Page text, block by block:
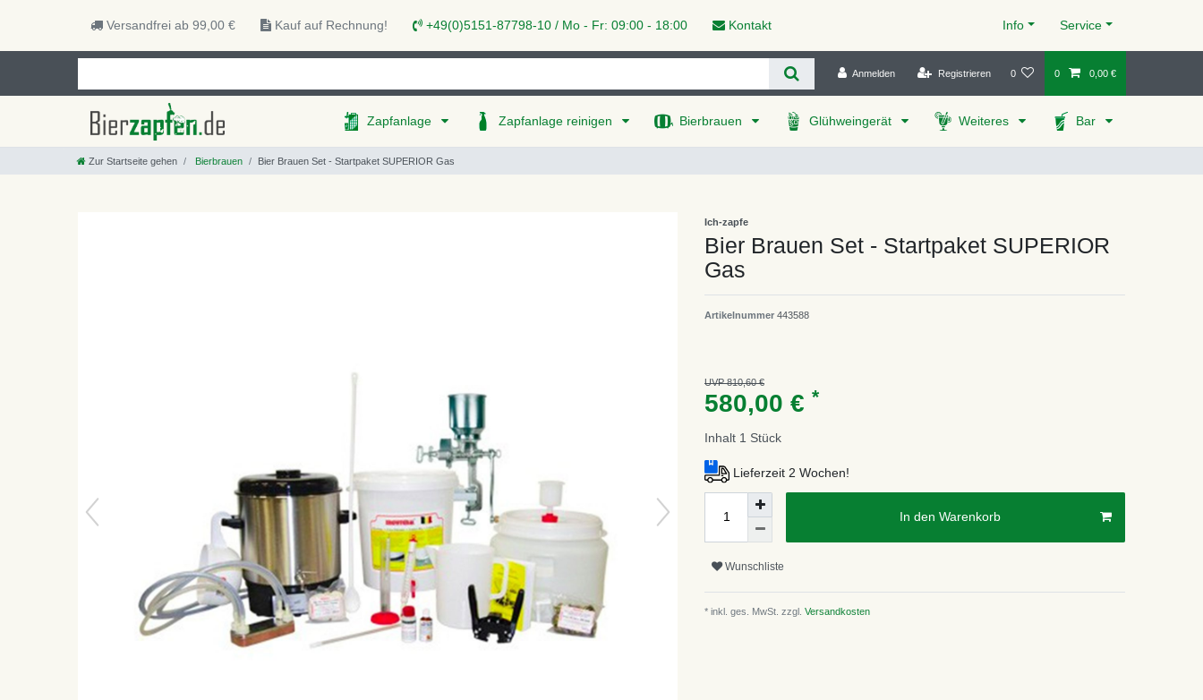
Versandfrei ab 99,00 € Kauf auf Rechnung! +49(0)5151-87798-10 / Mo - Fr: 09:00 - 18:00 Kontakt Info Service
Anmelden Registrieren 0 0 0,00 €
Zapfanlage Zapfanlage reinigen Bierbrauen Glühweingerät Weiteres Bar
Zur Startseite gehen Bierbrauen Bier Brauen Set - Startpaket SUPERIOR Gas
Ich-zapfe
Bier Brauen Set - Startpaket SUPERIOR
Gas
Artikelnummer 443588
UVP 810,60 €
580,00 € *
Inhalt 1 Stück
Lieferzeit 2 Wochen!
In den Warenkorb
Wunschliste
* inkl. ges. MwSt. zzgl. Versandkosten